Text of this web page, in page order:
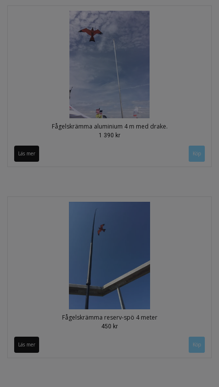
Fågelskrämma aluminium 4 m med drake.
1 390 kr
Läs mer
Fågelskrämma reserv-spö 4 meter
450 kr
Läs mer